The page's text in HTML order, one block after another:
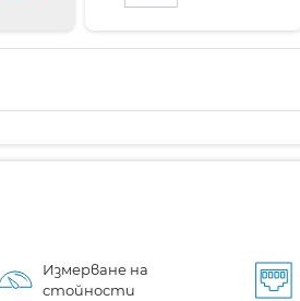
Измерване на
стойности